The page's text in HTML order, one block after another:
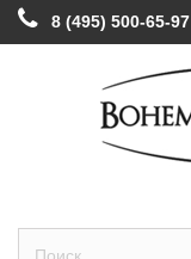
8 (495) 500-65-97